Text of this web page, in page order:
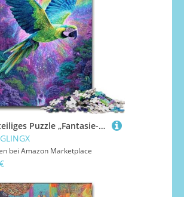
1000-teiliges Puzzle „Fantasie-Papagei“, 1000-teiliges Puzzle für Erwachsene, EIN tolles Geschenk für Familienspaß (Größe 50x75cm)
bei Amazon Marketplace